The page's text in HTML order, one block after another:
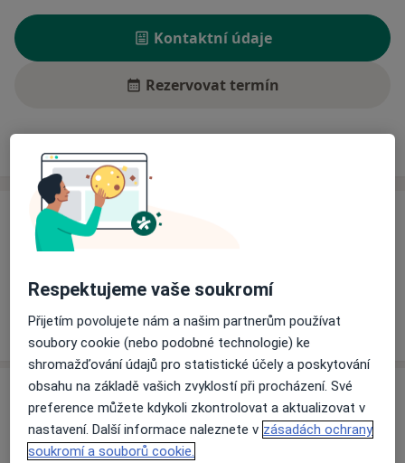
Kontaktní údaje
Rezervovat termín
Ceník Adresy
Ceník
Informace o službách a cenách nejsou k dispozici
Tento specialista ještě nepřidával žádné informace o
svých službách.
Adresa
Praktický zubní lékař
Buchlovice 799, Staré Město (okres Uherské
Respektujeme vaše soukromí
Přijetím povolujete nám a našim partnerům používat
soubory cookie (nebo podobné technologie) ke
shromažďování údajů pro statistické účely a poskytování
obsahu na základě vašich zvyklostí při procházení. Své
preference můžete kdykoli zkontrolovat a aktualizovat v
nastavení. Další informace naleznete v zásadách ochrany
soukromí a souborů cookie.